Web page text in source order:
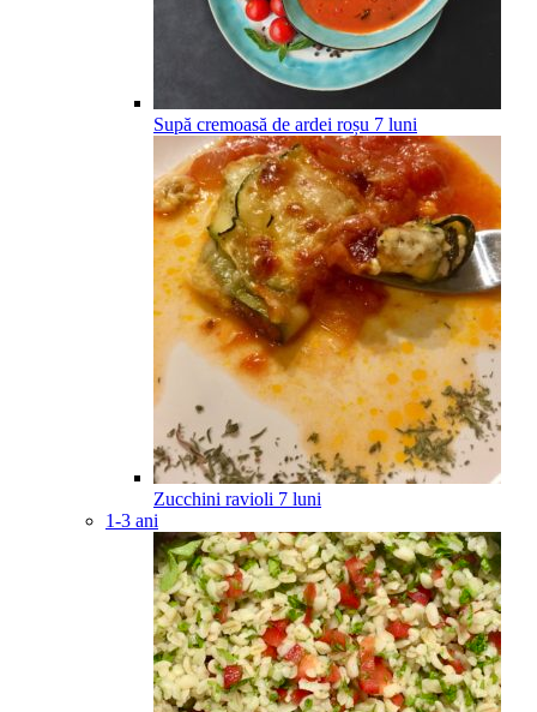
Supă cremoasă de ardei roșu 7 luni
Zucchini ravioli 7 luni
1-3 ani